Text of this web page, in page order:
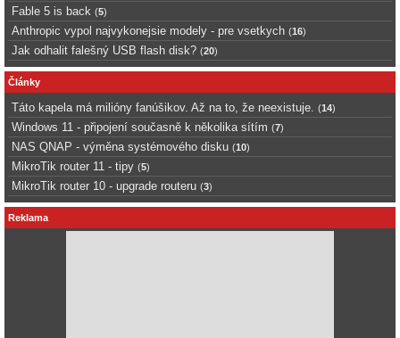
Fable 5 is back (5)
Anthropic vypol najvykonejsie modely - pre vsetkych (16)
Jak odhalit falešný USB flash disk? (20)
Články
Táto kapela má milióny fanúšikov. Až na to, že neexistuje. (14)
Windows 11 - připojení současně k několika sítím (7)
NAS QNAP - výměna systémového disku (10)
MikroTik router 11 - tipy (5)
MikroTik router 10 - upgrade routeru (3)
Reklama